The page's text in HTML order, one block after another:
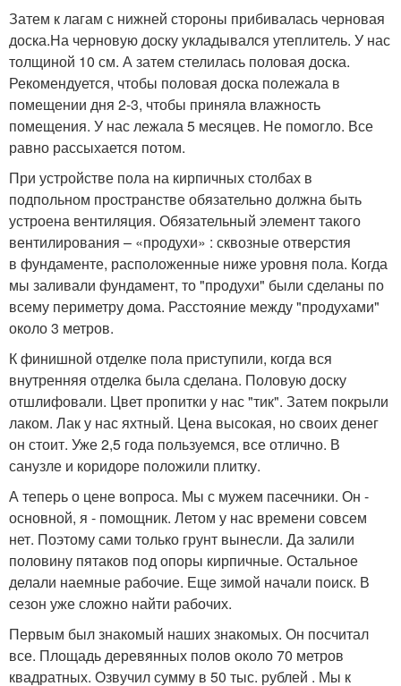
Затем к лагам с нижней стороны прибивалась черновая
доска.На черновую доску укладывался утеплитель. У нас
толщиной 10 см. А затем стелилась половая доска.
Рекомендуется, чтобы половая доска полежала в
помещении дня 2-3, чтобы приняла влажность
помещения. У нас лежала 5 месяцев. Не помогло. Все
равно рассыхается потом.
При устройстве пола на кирпичных столбах в
подпольном пространстве обязательно должна быть
устроена вентиляция. Обязательный элемент такого
вентилирования – «продухи» : сквозные отверстия
в фундаменте, расположенные ниже уровня пола. Когда
мы заливали фундамент, то "продухи" были сделаны по
всему периметру дома. Расстояние между "продухами"
около 3 метров.
К финишной отделке пола приступили, когда вся
внутренняя отделка была сделана. Половую доску
отшлифовали. Цвет пропитки у нас "тик". Затем покрыли
лаком. Лак у нас яхтный. Цена высокая, но своих денег
он стоит. Уже 2,5 года пользуемся, все отлично. В
санузле и коридоре положили плитку.
А теперь о цене вопроса. Мы с мужем пасечники. Он -
основной, я - помощник. Летом у нас времени совсем
нет. Поэтому сами только грунт вынесли. Да залили
половину пятаков под опоры кирпичные. Остальное
делали наемные рабочие. Еще зимой начали поиск. В
сезон уже сложно найти рабочих.
Первым был знакомый наших знакомых. Он посчитал
все. Площадь деревянных полов около 70 метров
квадратных. Озвучил сумму в 50 тыс. рублей . Мы к